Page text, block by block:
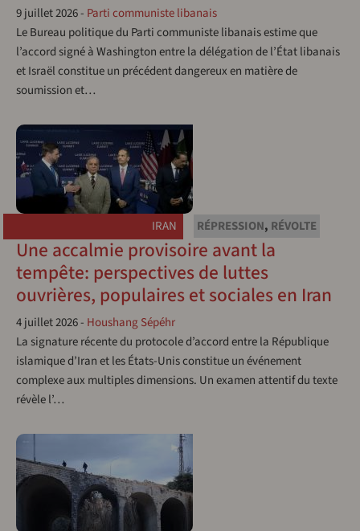
9 juillet 2026- Parti communiste libanais
Le Bureau politique du Parti communiste libanais estime que
l’accord signé à Washington entre la délégation de l’État libanais
et Israël constitue un précédent dangereux en matière de
soumission et…
IRAN RÉPRESSION, RÉVOLTE
Une accalmie provisoire avant la
tempête: perspectives de luttes
ouvrières, populaires et sociales en Iran
4 juillet 2026- Houshang Sépéhr
La signature récente du protocole d’accord entre la République
islamique d’Iran et les États-Unis constitue un événement
complexe aux multiples dimensions. Un examen attentif du texte
révèle l’…